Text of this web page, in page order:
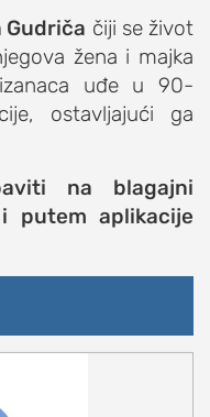
LIST
Gudriča čiji se život
žena i majka
uđe u 90-
ostavljajući ga
na blagajni
putem aplikacije